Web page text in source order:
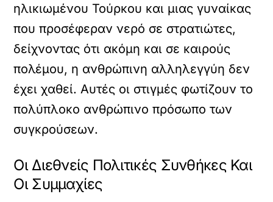
ηλικιωμένου Τούρκου και μιας γυναίκας
που προσέφεραν νερό σε στρατιώτες,
δείχνοντας ότι ακόμη και σε καιρούς
πολέμου, η ανθρώπινη αλληλεγγύη δεν
έχει χαθεί. Αυτές οι στιγμές φωτίζουν το
πολύπλοκο ανθρώπινο πρόσωπο των
συγκρούσεων.
Οι Διεθνείς Πολιτικές Συνθήκες Και
Οι Συμμαχίες